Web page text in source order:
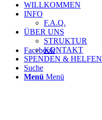
Facebook
WILLKOMMEN
INFO
F.A.Q.
ÜBER UNS
STRUKTUR
KONTAKT
SPENDEN & HELFEN
Suche
Menü Menü